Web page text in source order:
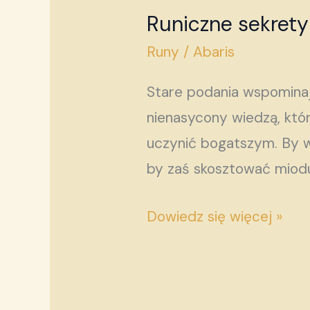
Runiczne sekrety
Runy /Abaris
Stare podania
nienasycony wiedzą,
uczynić bogatszym. By
by zaś skosztować
Runiczne
sekrety
Dowiedz się więcej »